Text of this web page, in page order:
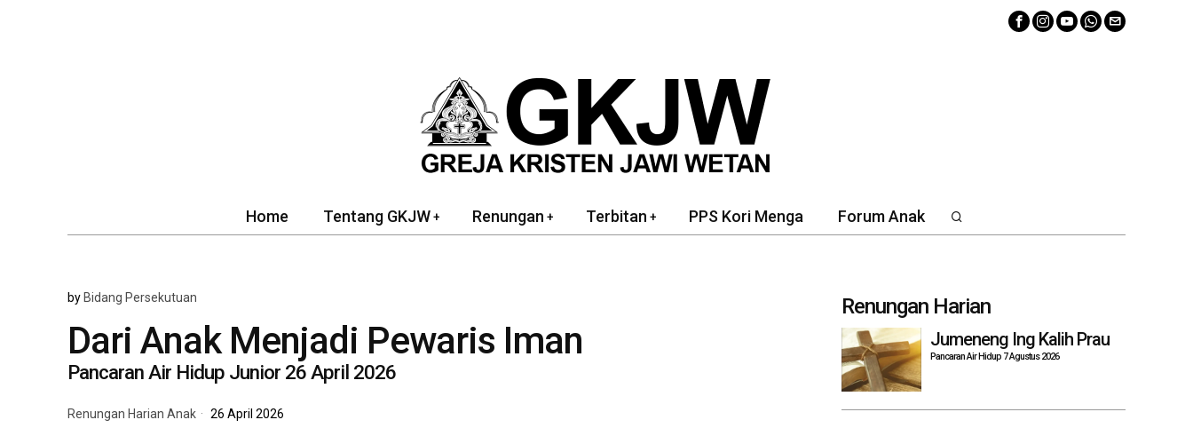
Home Tentang GKJW Renungan Terbitan PPS Kori Menga Forum Anak
by Bidang Persekutuan
Dari Anak Menjadi Pewaris Iman
Pancaran Air Hidup Junior 26 April 2026
Renungan Harian Anak 26 April 2026
Renungan Harian
Jumeneng Ing Kalih Prau
Pancaran Air Hidup 7 Agustus 2026